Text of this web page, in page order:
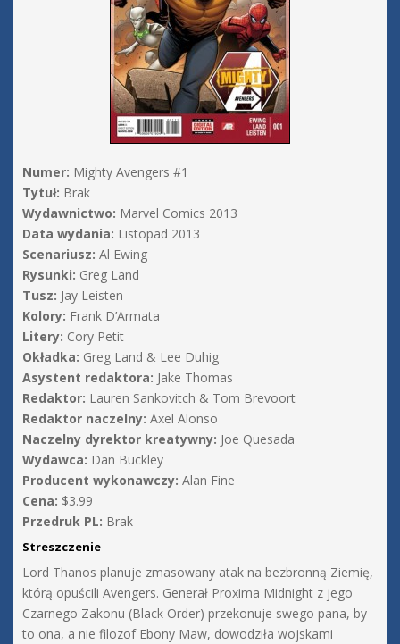
Numer: Mighty Avengers #1
Tytuł: Brak
Wydawnictwo: Marvel Comics 2013
Data wydania: Listopad 2013
Scenariusz: Al Ewing
Rysunki: Greg Land
Tusz: Jay Leisten
Kolory: Frank D’Armata
Litery: Cory Petit
Okładka: Greg Land & Lee Duhig
Asystent redaktora: Jake Thomas
Redaktor: Lauren Sankovitch & Tom Brevoort
Redaktor naczelny: Axel Alonso
Naczelny dyrektor kreatywny: Joe Quesada
Wydawca: Dan Buckley
Producent wykonawczy: Alan Fine
Cena: $3.99
Przedruk PL: Brak
Streszczenie
Lord Thanos planuje zmasowany atak na bezbronną Ziemię,
którą opuścili Avengers. Generał Proxima Midnight z jego
Czarnego Zakonu (Black Order) przekonuje swego pana, by
to ona, a nie filozof Ebony Maw, dowodziła wojskami